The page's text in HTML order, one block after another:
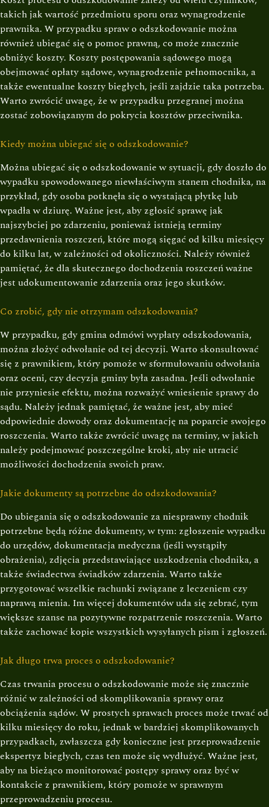
takich jak wartość przedmiotu sporu oraz wynagrodzenie
prawnika. W przypadku spraw o odszkodowanie można
również ubiegać się o pomoc prawną, co może znacznie
obniżyć koszty. Koszty postępowania sądowego mogą
obejmować opłaty sądowe, wynagrodzenie pełnomocnika, a
także ewentualne koszty biegłych, jeśli zajdzie taka potrzeba.
Warto zwrócić uwagę, że w przypadku przegranej można
zostać zobowiązanym do pokrycia kosztów przeciwnika.
Kiedy można ubiegać się o odszkodowanie?
Można ubiegać się o odszkodowanie w sytuacji, gdy doszło do
wypadku spowodowanego niewłaściwym stanem chodnika, na
przykład, gdy osoba potknęła się o wystającą płytkę lub
wpadła w dziurę. Ważne jest, aby zgłosić sprawę jak
najszybciej po zdarzeniu, ponieważ istnieją terminy
przedawnienia roszczeń, które mogą sięgać od kilku miesięcy
do kilku lat, w zależności od okoliczności. Należy również
pamiętać, że dla skutecznego dochodzenia roszczeń ważne
jest udokumentowanie zdarzenia oraz jego skutków.
Co zrobić, gdy nie otrzymam odszkodowania?
W przypadku, gdy gmina odmówi wypłaty odszkodowania,
można złożyć odwołanie od tej decyzji. Warto skonsultować
się z prawnikiem, który pomoże w sformułowaniu odwołania
oraz oceni, czy decyzja gminy była zasadna. Jeśli odwołanie
nie przyniesie efektu, można rozważyć wniesienie sprawy do
sądu. Należy jednak pamiętać, że ważne jest, aby mieć
odpowiednie dowody oraz dokumentację na poparcie swojego
roszczenia. Warto także zwrócić uwagę na terminy, w jakich
należy podejmować poszczególne kroki, aby nie utracić
możliwości dochodzenia swoich praw.
Jakie dokumenty są potrzebne do odszkodowania?
Do ubiegania się o odszkodowanie za niesprawny chodnik
potrzebne będą różne dokumenty, w tym: zgłoszenie wypadku
do urzędów, dokumentacja medyczna (jeśli wystąpiły
obrażenia), zdjęcia przedstawiające uszkodzenia chodnika, a
także świadectwa świadków zdarzenia. Warto także
przygotować wszelkie rachunki związane z leczeniem czy
naprawą mienia. Im więcej dokumentów uda się zebrać, tym
większe szanse na pozytywne rozpatrzenie roszczenia. Warto
także zachować kopie wszystkich wysyłanych pism i zgłoszeń.
Jak długo trwa proces o odszkodowanie?
Czas trwania procesu o odszkodowanie może się znacznie
różnić w zależności od skomplikowania sprawy oraz
obciążenia sądów. W prostych sprawach proces może trwać od
kilku miesięcy do roku, jednak w bardziej skomplikowanych
przypadkach, zwłaszcza gdy konieczne jest przeprowadzenie
ekspertyz biegłych, czas ten może się wydłużyć. Ważne jest,
aby na bieżąco monitorować postępy sprawy oraz być w
kontakcie z prawnikiem, który pomoże w sprawnym
przeprowadzeniu procesu.